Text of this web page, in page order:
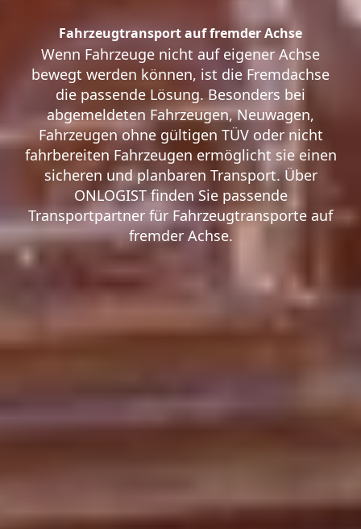
Fahrzeugtransport auf fremder Achse
Wenn Fahrzeuge nicht auf eigener Achse
bewegt werden können, ist die Fremdachse
die passende Lösung. Besonders bei
abgemeldeten Fahrzeugen, Neuwagen,
Fahrzeugen ohne gültigen TÜV oder nicht
fahrbereiten Fahrzeugen ermöglicht sie einen
sicheren und planbaren Transport. Über
ONLOGIST finden Sie passende
Transportpartner für Fahrzeugtransporte auf
fremder Achse.